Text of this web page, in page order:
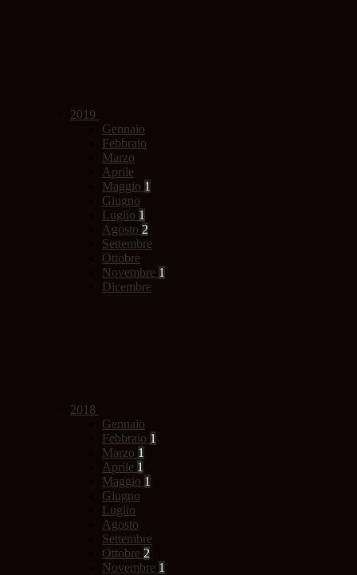
2019
Gennaio
Febbraio
Marzo
Aprile
Maggio 1
Giugno
Luglio 1
Agosto 2
Settembre
Ottobre
Novembre 1
Dicembre
2018
Gennaio
Febbraio 1
Marzo 1
Aprile 1
Maggio 1
Giugno
Luglio
Agosto
Settembre
Ottobre 2
Novembre 1